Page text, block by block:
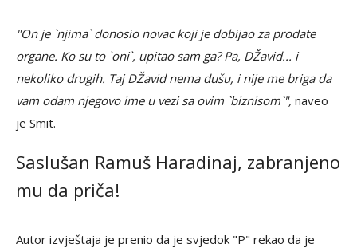
"On je `njima` donosio novac koji je dobijao za prodate
organe. Ko su to `oni`, upitao sam ga? Pa, DŽavid... i
nekoliko drugih. Taj DŽavid nema dušu, i nije me briga da
vam odam njegovo ime u vezi sa ovim `biznisom`", naveo
je Smit.
Saslušan Ramuš Haradinaj, zabranjeno
mu da priča!
Autor izvještaja je prenio da je svjedok "P" rekao da je